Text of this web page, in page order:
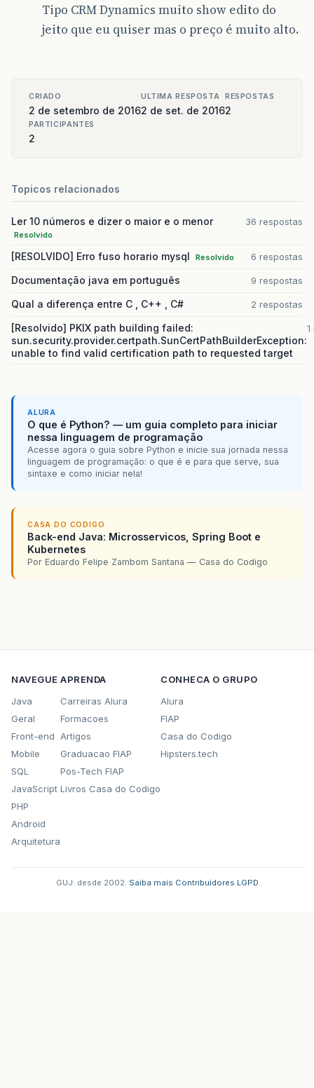
Tipo CRM Dynamics muito show edito do
jeito que eu quiser mas o preço é muito alto.
CRIADO
2 de setembro de 2016
ULTIMA RESPOSTA
2 de set. de 2016
RESPOSTAS
2
PARTICIPANTES
2
Topicos relacionados
Ler 10 números e dizer o maior e o menor
Resolvido
36 respostas
[RESOLVIDO] Erro fuso horario mysql Resolvido 6 respostas
Documentação java em português 9 respostas
Qual a diferença entre C , C++ , C# 2 respostas
[Resolvido] PKIX path building failed:
sun.security.provider.certpath.SunCertPathBuilderException:
unable to find valid certification path to requested target
ALURA
O que é Python? — um guia completo para iniciar
nessa linguagem de programação
Acesse agora o guia sobre Python e inicie sua jornada nessa
linguagem de programação: o que é e para que serve, sua
sintaxe e como iniciar nela!
CASA DO CODIGO
Back-end Java: Microsservicos, Spring Boot e
Kubernetes
Por Eduardo Felipe Zambom Santana — Casa do Codigo
NAVEGUE
Java
Geral
Front-end
Mobile
SQL
JavaScript
PHP
Android
Arquitetura
APRENDA
Carreiras Alura
Formacoes
Artigos
Graduacao FIAP
Pos-Tech FIAP
Livros Casa do Codigo
CONHECA O GRUPO
Alura
FIAP
Casa do Codigo
Hipsters.tech
GUJ: desde 2002. Saiba mais Contribuidores LGPD